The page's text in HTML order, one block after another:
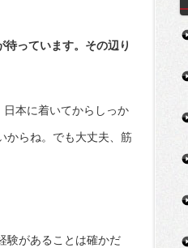
っています。その辺り
日本に着いてからしっか
からね。でも大丈夫、筋
験があることは確かだ